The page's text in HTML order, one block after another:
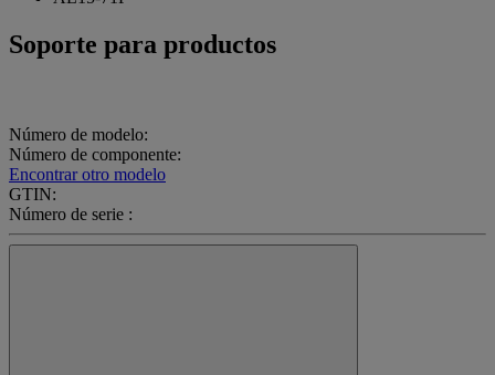
Soporte para productos
Número de modelo:
Número de componente:
Encontrar otro modelo
GTIN:
Número de serie :